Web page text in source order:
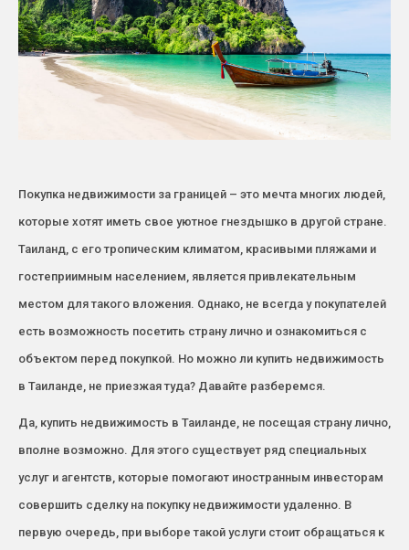
Покупка недвижимости за границей – это мечта многих людей,
которые хотят иметь свое уютное гнездышко в другой стране.
Таиланд, с его тропическим климатом, красивыми пляжами и
гостеприимным населением, является привлекательным
местом для такого вложения. Однако, не всегда у покупателей
есть возможность посетить страну лично и ознакомиться с
объектом перед покупкой. Но можно ли купить недвижимость
в Таиланде, не приезжая туда? Давайте разберемся.
Да, купить недвижимость в Таиланде, не посещая страну лично,
вполне возможно. Для этого существует ряд специальных
услуг и агентств, которые помогают иностранным инвесторам
совершить сделку на покупку недвижимости удаленно. В
первую очередь, при выборе такой услуги стоит обращаться к